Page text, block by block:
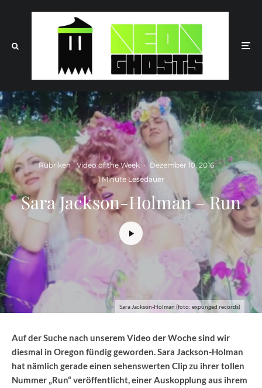
Sara Jackson-Holman (foto: expunged records)
Rubriken Video of the Week · Dezember 10, 2016 ·
1 Minute Lesedauer
Sara Jackson-Holman – Run
Auf der Suche nach unserem Video der Woche sind wir
diesmal in Oregon fündig geworden. Sara Jackson-Holman
hat nämlich gerade einen sehenswerten Clip zu ihrer tollen
Nummer „Run“ veröffentlicht, einer Auskopplung aus ihrem